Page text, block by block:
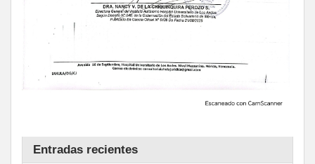
Entradas recientes